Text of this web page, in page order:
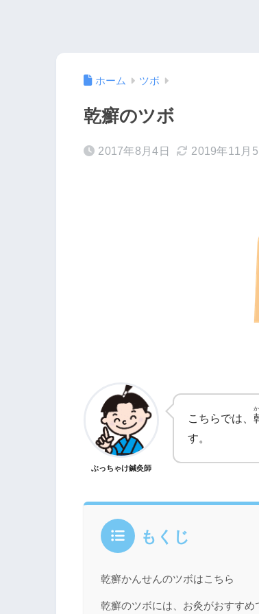
ホーム ツボ
乾癬のツボ
2017年8月4日 2019年11月5
ぶっちゃけ鍼灸師
こちらでは、
す。
もくじ
乾癬かんせんのツボはこちら
乾癬のツボには、お灸がおすすめ